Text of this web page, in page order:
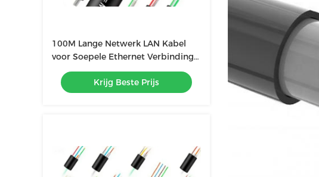
100M Lange Netwerk LAN Kabel
voor Soepele Ethernet Verbinding
4P Twisted Pair Structuur
Krijg Beste Prijs